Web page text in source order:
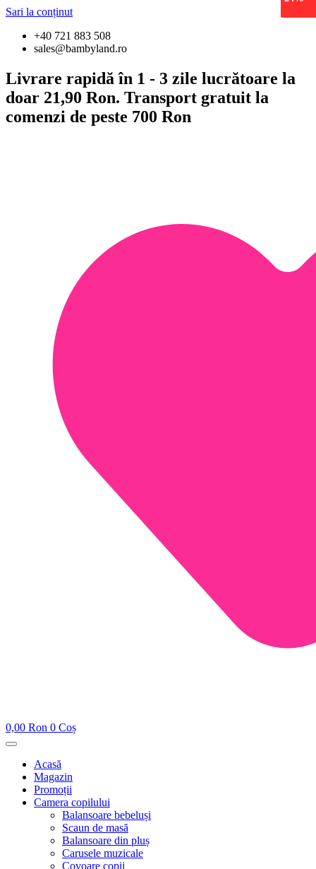
Sari la conținut
+40 721 883 508
sales@bambyland.ro
Livrare rapidă în 1 - 3 zile lucrătoare la
doar 21,90 Ron. Transport gratuit la
comenzi de peste 700 Ron
0,00 Ron 0 Coș
Acasă
Magazin
Promoții
Camera copilului
Balansoare bebeluși
Scaun de masă
Balansoare din pluș
Carusele muzicale
Covoare copii